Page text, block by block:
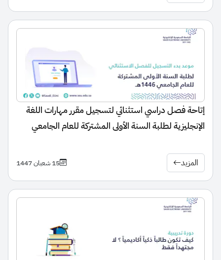
إتاحة فصل دراسي استثنائي لتسجيل مقرر مهارات اللغة
الإنجليزية لطلبة السنة الأولى المشتركة للعام الجامعي
المزيد 15 شعبان 1447